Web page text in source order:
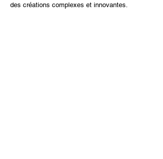
des créations complexes et innovantes.